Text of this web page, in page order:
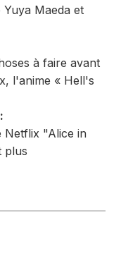
Yuya Maeda et
à faire avant
l'anime « Hell's
Netflix "Alice in
plus